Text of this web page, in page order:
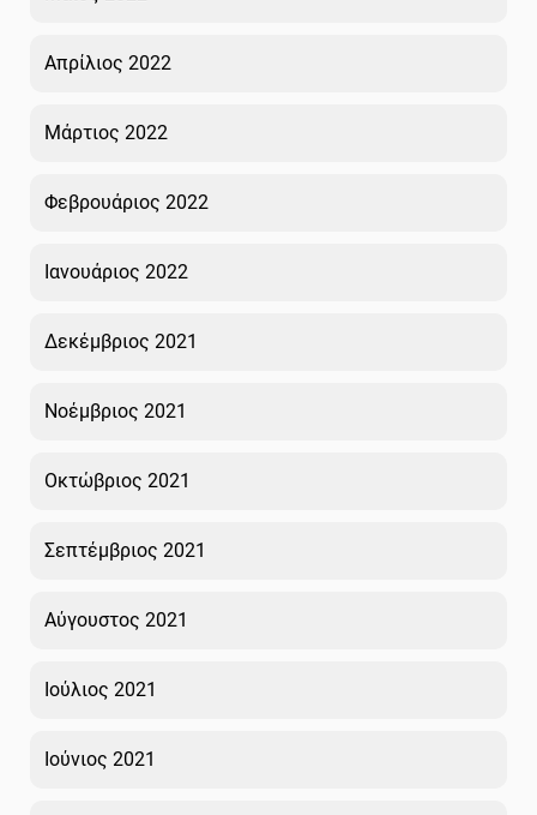
Απρίλιος 2022
Μάρτιος 2022
Φεβρουάριος 2022
Ιανουάριος 2022
Δεκέμβριος 2021
Νοέμβριος 2021
Οκτώβριος 2021
Σεπτέμβριος 2021
Αύγουστος 2021
Ιούλιος 2021
Ιούνιος 2021